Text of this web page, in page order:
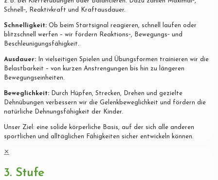
Schnell‐, Reaktivkraft und Kraftausdauer.
Schnelligkeit: Ob beim Startsignal reagieren, schnell laufen oder
blitzschnell werfen – wir fördern Reaktions‐, Bewegungs‐ und
Beschleunigungsfähigkeit.
Ausdauer: In vielseitigen Spielen und Übungsformen trainieren wir die
Belastbarkeit – von kurzen Anstrengungen bis hin zu längeren
Bewegungseinheiten.
Beweglichkeit: Durch Hüpfen, Strecken, Drehen und gezielte
Dehnübungen verbessern wir die Gelenkbeweglichkeit und fördern die
natürliche Dehnungsfähigkeit der Kinder.
Unser Ziel: eine solide körperliche Basis, auf der sich alle anderen
sportlichen und alltäglichen Fähigkeiten sicher entwickeln können.
✕
3. Stufe